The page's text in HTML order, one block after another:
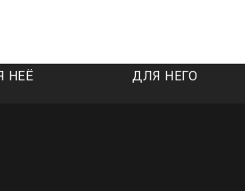
НЕЁ ДЛЯ НЕГО